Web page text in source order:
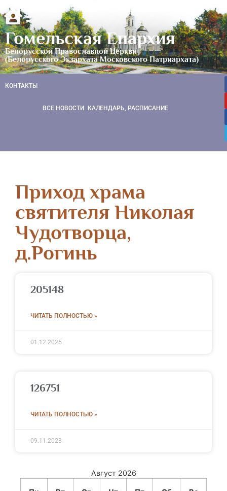
Гомельская Епархия
Белорусской Православной Церкви
(Белорусского Экзархата Московского Патриархата)
КОНТАКТЫ
ВСЕ НОВОСТИ КАЛЕНДАРЬ, РАСПИСАНИЕ
Приход храма
святителя Николая
Чудотворца,
д.Рогинь
205148
ЧИТАТЬ ПОЛНОСТЬЮ »
01.12.2025
126751
ЧИТАТЬ ПОЛНОСТЬЮ »
09.11.2023
Август 2026